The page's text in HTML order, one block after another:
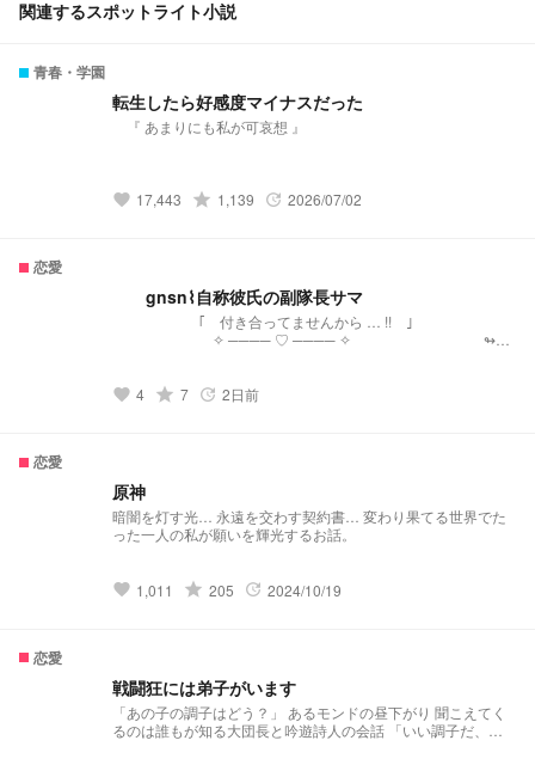
関連するスポットライト小説
青春・学園
転生したら好感度マイナスだった
『 あまりにも私が可哀想 』
favorite 17,443 grade 1,139 update 2026/07/02
恋愛
gnsn⌇ 自称彼氏の副隊長サマ
｢ 付き合ってませんから … !! ｣
✧︎ ──── ♡ ──── ✧︎ ↬解
favorite 4 grade 7 update 2日前
恋愛
原神
暗闇を灯す光… 永遠を交わす契約書… 変わり果てる世界でた
った一人の私が願いを輝光するお話。
favorite 1,011 grade 205 update 2024/10/19
恋愛
戦闘狂には弟子がいます
「あの子の調子はどう？」 あるモンドの昼下がり 聞こえてく
るのは誰もが知る大団長と吟遊詩人の会話 「いい調子だ、少